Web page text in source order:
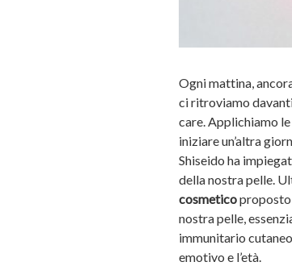
Ogni mattina,
ci ritroviamo
care. Applichiamo
iniziare un’altra
Shiseido ha
della nostra pelle.
cosmeticoproposto
nostra pelle,
immunitario
emotivo e l’età.